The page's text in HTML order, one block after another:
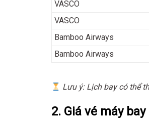
VASCO
VASCO
Bamboo Airways
Bamboo Airways
Lưu ý: Lịch bay có thể
2. Giá vé máy